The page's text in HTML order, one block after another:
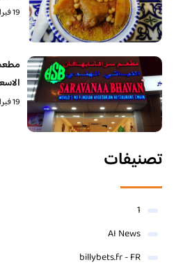
19 فبراير، 2022
19 فبراير، 2022
تصنيفات
1
AI News
billybets.fr - FR